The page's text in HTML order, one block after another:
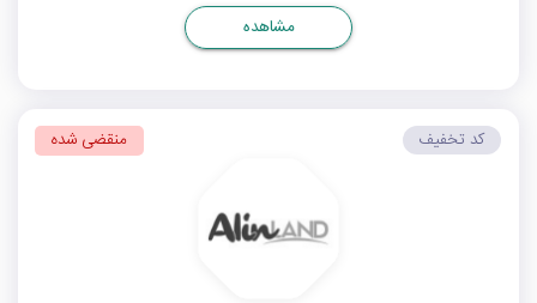
مشاهده
کد تخفیف منقضی شده